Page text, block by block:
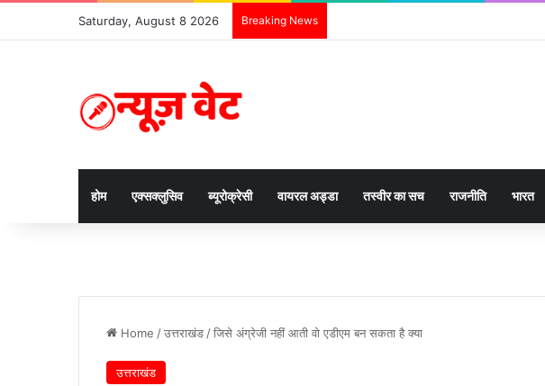
Saturday, August 8 2026 Breaking News
होम एक्सक्लुसिव ब्यूरोक्रेसी वायरल अड्डा तस्वीर का सच राजनीति भारत
Home /उत्तराखंड /जिसे अंग्रेजी नहीं आती वो एडीएम बन सकता है क्या
उत्तराखंड